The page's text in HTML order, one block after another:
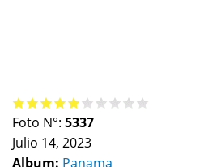
Foto N°: 5337
Julio 14, 2023
Album: Panama